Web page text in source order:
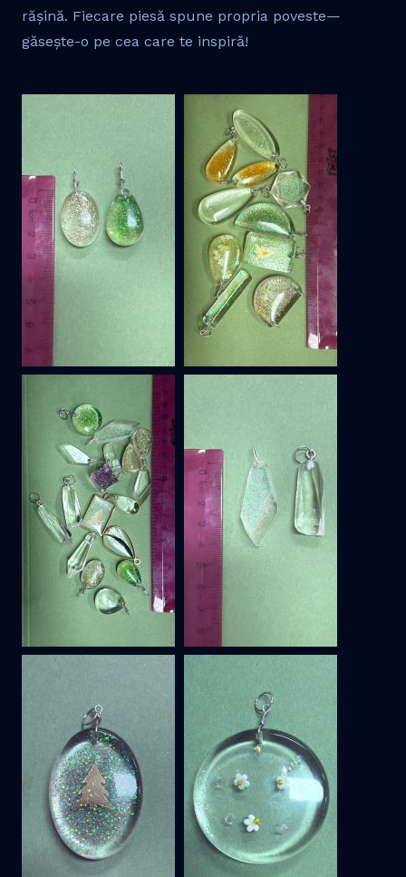
rășină. Fiecare piesă spune propria poveste—
găsește-o pe cea care te inspiră!